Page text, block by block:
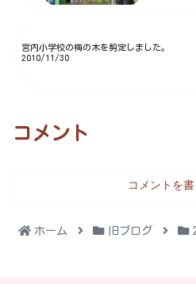
宮内小学校の梅の木を剪定しました。
2010/11/30
コメント
コメントを
ホーム 旧ブログ